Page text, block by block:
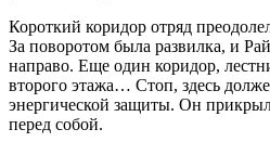
Короткий коридор отряд
За поворотом была развилка, и
направо. Еще один коридор,
второго этажа… Стоп, здесь
энергической защиты. Он
перед собой.